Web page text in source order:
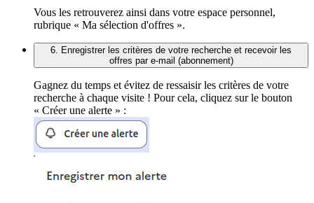
Vous les retrouverez ainsi dans votre espace personnel,
rubrique « Ma sélection d'offres ».
6. Enregistrer les critères de votre recherche et recevoir les
offres par e-mail (abonnement)
Gagnez du temps et évitez de ressaisir les critères de votre
recherche à chaque visite ! Pour cela, cliquez sur le bouton
« Créer une alerte » :